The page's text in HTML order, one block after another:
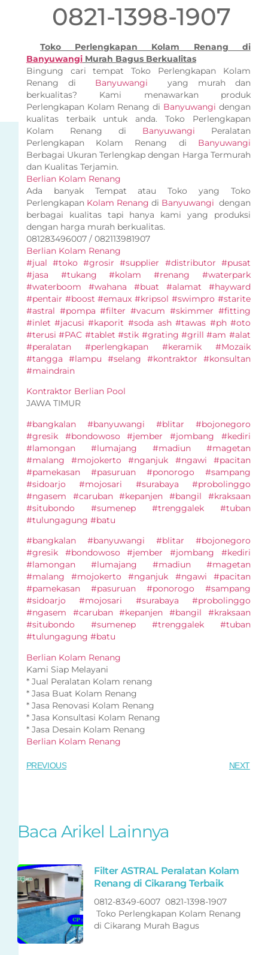
0821-1398-1907
Toko Perlengkapan Kolam Renang di
BanyuwangiMurah Bagus Berkualitas
Bingung cari tempat Toko Perlengkapan Kolam
Renang di Banyuwangi
yang murah dan
berkualitas? Kami menawarkan produk
Perlengkapan Kolam Renang di Banyuwangi dengan
kualitas terbaik untuk anda. Toko Perlengkapan
Kolam Renang di Banyuwangi Peralatan
Perlengkapan Kolam Renang di Banyuwangi
Berbagai Ukuran Terlengkap dengan Harga Termurah
dan Kualitas Terjamin.
Berlian Kolam Renang
Ada banyak Tempat atau Toko yang Toko
Perlengkapan Kolam Renang di Banyuwangi dengan
berbagai kualitas tapi hanya kami yang produksi
dengan harga murah berkualitas.
081283496007 / 082113981907
Berlian Kolam Renang
#jual #toko #grosir #supplier #distributor #pusat
#jasa #tukang #kolam #renang #waterpark
#waterboom #wahana #buat #alamat #hayward
#pentair #boost #emaux #kripsol #swimpro #starite
#astral #pompa #filter #vacum #skimmer #fitting
#inlet #jacusi #kaporit #soda ash #tawas #ph #oto
#terusi #PAC #tablet #stik #grating #grill #am #alat
#peralatan #perlengkapan #keramik #Mozaik
#tangga #lampu #selang #kontraktor #konsultan
#maindrain
Kontraktor Berlian Pool
JAWA TIMUR
#bangkalan #banyuwangi #blitar #bojonegoro
#gresik #bondowoso #jember #jombang #kediri
#lamongan #lumajang #madiun #magetan
#malang #mojokerto #nganjuk #ngawi #pacitan
#pamekasan #pasuruan #ponorogo #sampang
#sidoarjo #mojosari #surabaya #probolinggo
#ngasem #caruban #kepanjen #bangil #kraksaan
#situbondo #sumenep #trenggalek #tuban
#tulungagung #batu
#bangkalan #banyuwangi #blitar #bojonegoro
#gresik #bondowoso #jember #jombang #kediri
#lamongan #lumajang #madiun #magetan
#malang #mojokerto #nganjuk #ngawi #pacitan
#pamekasan #pasuruan #ponorogo #sampang
#sidoarjo #mojosari #surabaya #probolinggo
#ngasem #caruban #kepanjen #bangil #kraksaan
#situbondo #sumenep #trenggalek #tuban
#tulungagung #batu
Berlian Kolam Renang
Kami Siap Melayani
* Jual Peralatan Kolam renang
* Jasa Buat Kolam Renang
* Jasa Renovasi Kolam Renang
* Jasa Konsultasi Kolam Renang
* Jasa Desain Kolam Renang
Berlian Kolam Renang
PREVIOUS NEXT
Baca Arikel Lainnya
Filter ASTRAL Peralatan Kolam
Renang di Cikarang Terbaik
0812-8349-6007 0821-1398-1907
Toko Perlengkapan Kolam Renang
di Cikarang Murah Bagus